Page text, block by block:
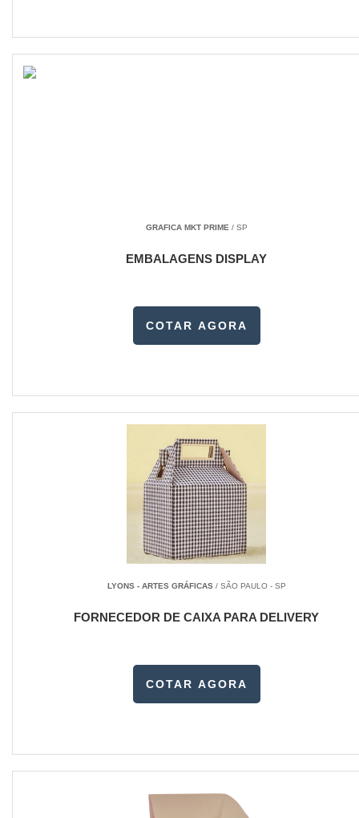
GRAFICA MKT PRIME/ SP
EMBALAGENS DISPLAY
COTAR AGORA
LYONS - ARTES GRÁFICAS/ SÃO PAULO - SP
FORNECEDOR DE CAIXA PARA DELIVERY
COTAR AGORA